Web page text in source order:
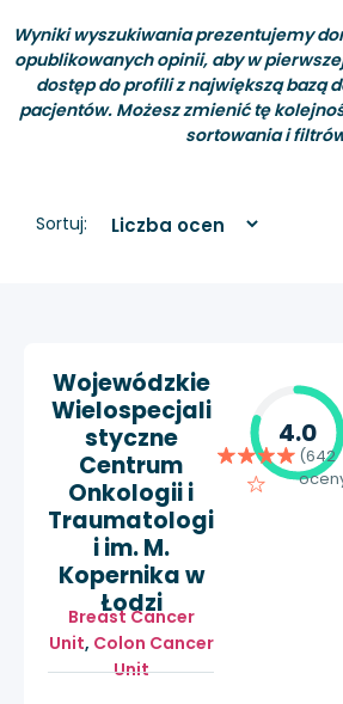
Wyniki wyszukiwania prezentujemy
opublikowanych opinii, aby w
dostęp do profili z największą bazą
pacjentów. Możesz zmienić tę
sortowania i
Sortuj:
Wojewódzkie
Wielospecjali
styczne
Centrum
Onkologii i
Traumatologi
i im. M.
Kopernika w
Łodzi
Breast Cancer
Unit, Colon Cancer
Unit
4.0
(642